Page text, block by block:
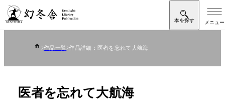
作品一覧 作品詳細：医者を忘れて大航海
医者を忘れて大航海